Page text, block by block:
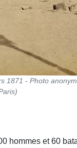
1871 - Photo
hommes et 60